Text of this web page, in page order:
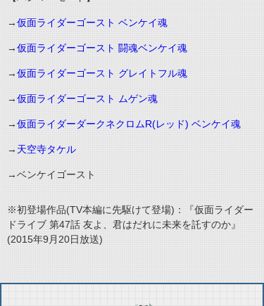
→仮面ライダーゴースト ベンケイ魂
→仮面ライダーゴースト 闘魂ベンケイ魂
→仮面ライダーゴースト グレイトフル魂
→仮面ライダーゴースト ムゲン魂
→仮面ライダーダークネクロムR(レッド) ベンケイ魂
→ 天空寺タケル
→ベンケイゴースト
※初登場作品(TV本編に先駆けて登場)：『仮面ライダー
ドライブ 第47話 友よ、君はだれに未来を託すのか』
(2015年9月20日放送)